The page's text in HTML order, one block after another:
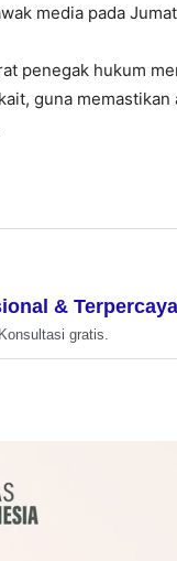
media pada
penegak hukum
guna
&
gratis.